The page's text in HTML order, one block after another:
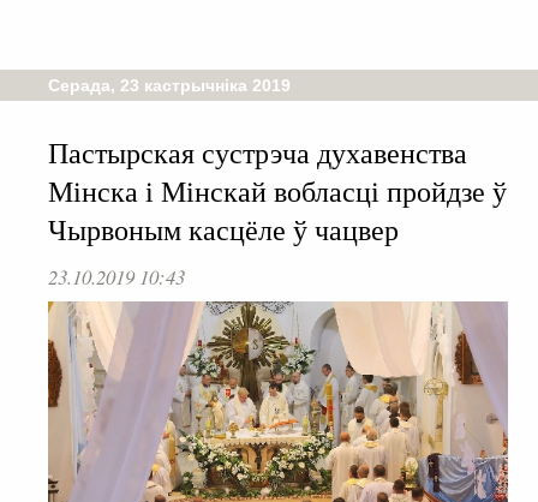
Серада, 23 кастрычніка 2019
Пастырская сустрэча духавенства
Мінска і Мінскай вобласці пройдзе ў
Чырвоным касцёле ў чацвер
23.10.2019 10:43